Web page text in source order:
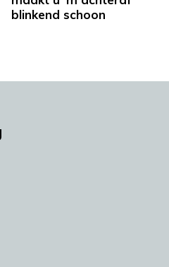
blinkend schoon